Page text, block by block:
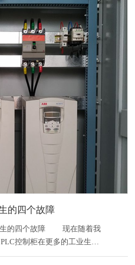
的四个故障
的四个故障 现在随着我
控制柜在更多的工业生产
给我们的生产生活带来了很